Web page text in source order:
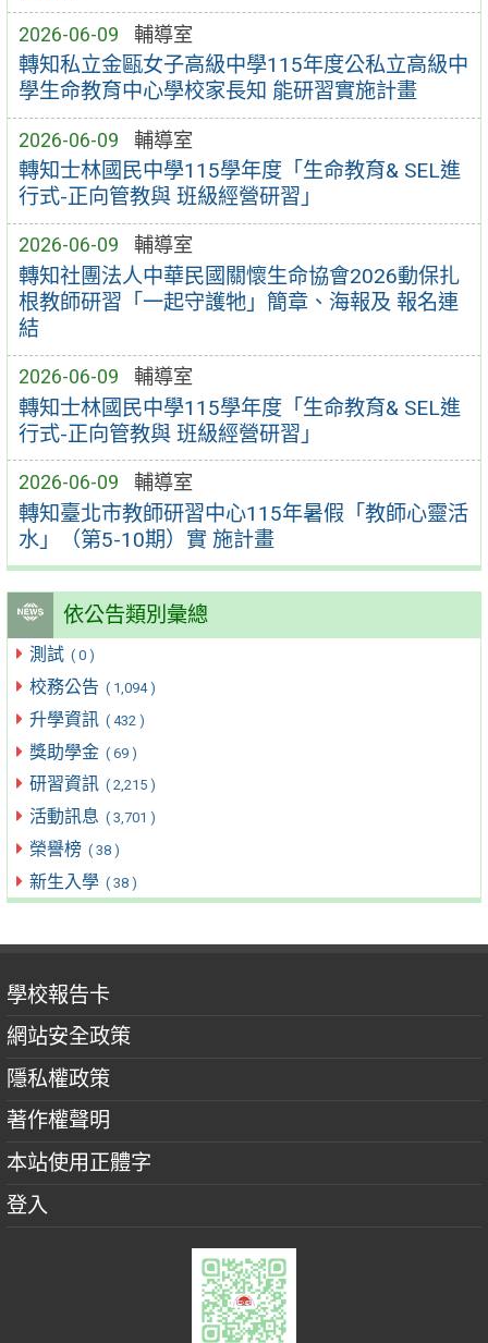
2026-06-09 輔導室
轉知私立金甌女子高級中學115年度公私立高級中
學生命教育中心學校家長知 能研習實施計畫
2026-06-09 輔導室
轉知士林國民中學115學年度「生命教育& SEL進
行式-正向管教與 班級經營研習」
2026-06-09 輔導室
轉知社團法人中華民國關懷生命協會2026動保扎
根教師研習「一起守護牠」簡章、海報及 報名連
結
2026-06-09 輔導室
轉知士林國民中學115學年度「生命教育& SEL進
行式-正向管教與 班級經營研習」
2026-06-09 輔導室
轉知臺北市教師研習中心115年暑假「教師心靈活
水」（第5-10期）實 施計畫
依公告類別彙總
測試 ( 0 )
校務公告 ( 1,094 )
升學資訊 ( 432 )
獎助學金 ( 69 )
研習資訊 ( 2,215 )
活動訊息 ( 3,701 )
榮譽榜 ( 38 )
新生入學 ( 38 )
學校報告卡
網站安全政策
隱私權政策
著作權聲明
本站使用正體字
登入